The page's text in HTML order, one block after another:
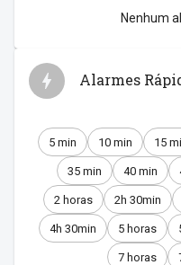
Nenhum
Alarmes
5 min 10 min 15
35 min 40 min
2 horas 2h 30min
4h 30min 5 horas
7 horas